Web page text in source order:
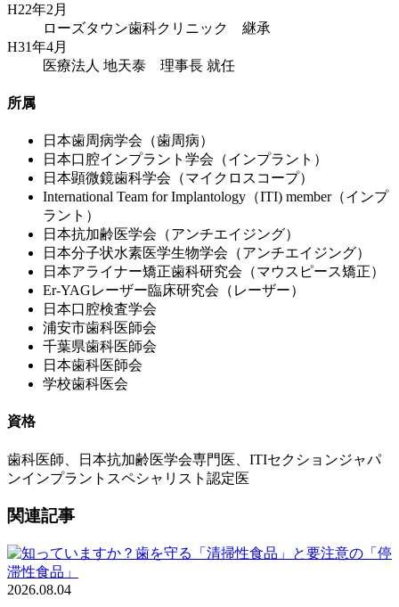
H22年2月
ローズタウン歯科クリニック 継承
H31年4月
医療法人 地天泰 理事長 就任
所属
日本歯周病学会（歯周病）
日本口腔インプラント学会（インプラント）
日本顕微鏡歯科学会（マイクロスコープ）
International Team for Implantology（ITI) member（インプ
ラント）
日本抗加齢医学会（アンチエイジング）
日本分子状水素医学生物学会（アンチエイジング）
日本アライナー矯正歯科研究会（マウスピース矯正）
Er-YAGレーザー臨床研究会（レーザー）
日本口腔検査学会
浦安市歯科医師会
千葉県歯科医師会
日本歯科医師会
学校歯科医会
資格
歯科医師、日本抗加齢医学会専門医、ITIセクションジャパ
ンインプラントスペシャリスト認定医
関連記事
2026.08.04